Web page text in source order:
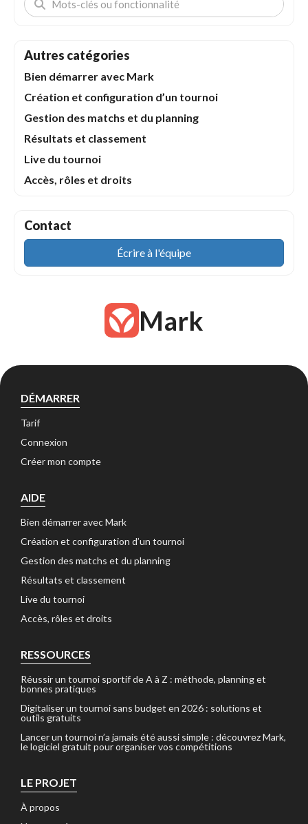
Autres catégories
Bien démarrer avec Mark
Création et configuration d’un tournoi
Gestion des matchs et du planning
Résultats et classement
Live du tournoi
Accès, rôles et droits
Contact
Écrire à l'équipe
Mark
DÉMARRER
Tarif
Connexion
Créer mon compte
AIDE
Bien démarrer avec Mark
Création et configuration d’un tournoi
Gestion des matchs et du planning
Résultats et classement
Live du tournoi
Accès, rôles et droits
RESSOURCES
Réussir un tournoi sportif de A à Z : méthode, planning et
bonnes pratiques
Digitaliser un tournoi sans budget en 2026 : solutions et
outils gratuits
Lancer un tournoi n’a jamais été aussi simple : découvrez Mark,
le logiciel gratuit pour organiser vos compétitions
LE PROJET
À propos